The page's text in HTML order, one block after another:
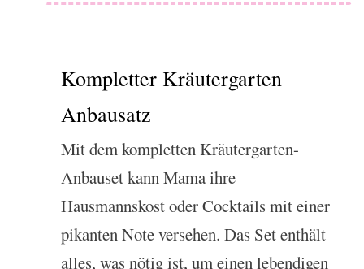
Kompletter Kräutergarten
Anbausatz
Mit dem kompletten Kräutergarten-
Anbauset kann Mama ihre
Hausmannskost oder Cocktails mit einer
pikanten Note versehen. Das Set enthält
alles, was nötig ist, um einen lebendigen